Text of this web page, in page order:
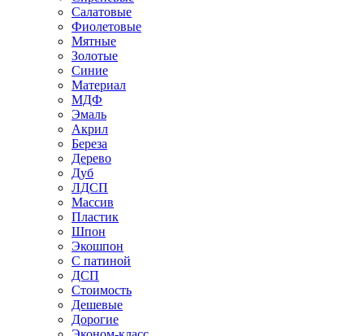
Салатовые
Фиолетовые
Мятные
Золотые
Синие
Материал
МДФ
Эмаль
Акрил
Береза
Дерево
Дуб
ЛДСП
Массив
Пластик
Шпон
Экошпон
С патиной
ДСП
Стоимость
Дешевые
Дорогие